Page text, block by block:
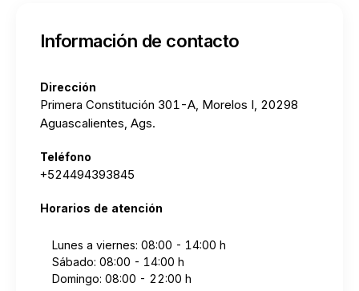
Información de contacto
Dirección
Primera Constitución 301-A, Morelos I, 20298
Aguascalientes, Ags.
Teléfono
+524494393845
Horarios de atención
Lunes a viernes: 08:00 - 14:00 h
Sábado: 08:00 - 14:00 h
Domingo: 08:00 - 22:00 h